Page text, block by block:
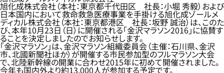
旭化成株式会社（本社：東京都千代田区 社長：小堀 秀毅）および
日本国内において救命救急医療事業を手掛ける旭化成ゾールメ
ディカル株式会社（本社：東京都港区 社長：坂野 誠治）は、このた
び、本年10月23日（日）に開催される「金沢マラソン2016」に協賛す
ることを決定しましたのでお知らせします。
「金沢マラソン」は、金沢マラソン組織委員会（主催：石川県、金沢
市、北國新聞社ほか）が開催する市民参加型のフルマラソン大会
で、北陸新幹線の開業に合わせ2015年に初めて開催されました。
今年も国内外より約13,000人が参加する予定です。